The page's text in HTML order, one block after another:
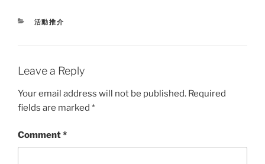
CATEGORIES
活動推介
Leave a Reply
Your email address will not be published. Required
fields are marked *
Comment*